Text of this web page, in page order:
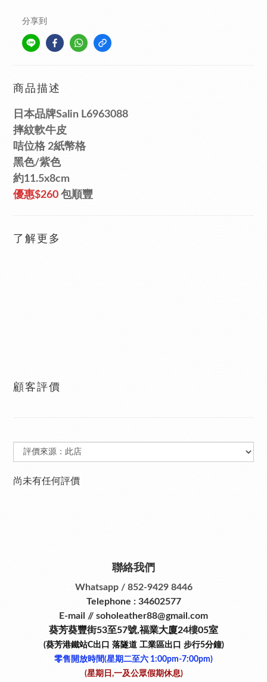
分享到
商品描述
日本品牌Salin L6963088
摔紋軟牛皮
咭位格 2紙幣格
黑色/紫色
約11.5x8cm
優惠$260 包順豐
了解更多
顧客評價
尚未有任何評價
聯絡我們
Whatsapp / 852-9429 8446
Telephone : 34602577
E-mail // soholeather88@gmail.com
葵芳葵豐街53至57號,福業大廈24樓05室
(葵芳港鐵站C出口 落隧道 工業區出口 步行5分鐘)
零售開放時間(星期二至六​ 1:00pm-7:00pm)
(星期日,一及公眾假期休息)